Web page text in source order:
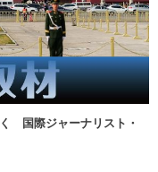
国際ジャーナリスト・